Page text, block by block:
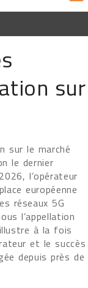
sur
sur le marché
le dernier
l’opérateur
européenne
réseaux 5G
l’appellation
à la fois
et le succès
depuis près de